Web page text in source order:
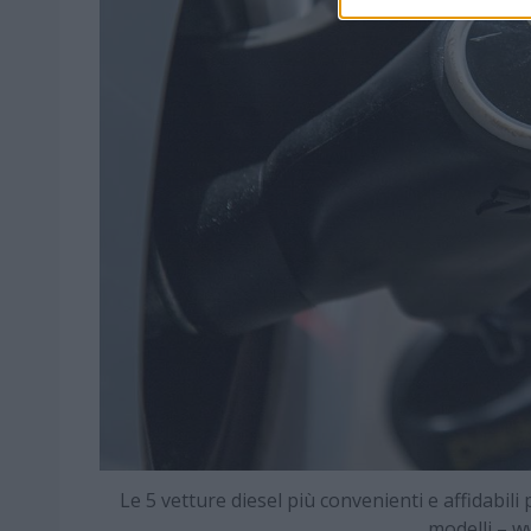
Le 5 vetture diesel più convenienti e